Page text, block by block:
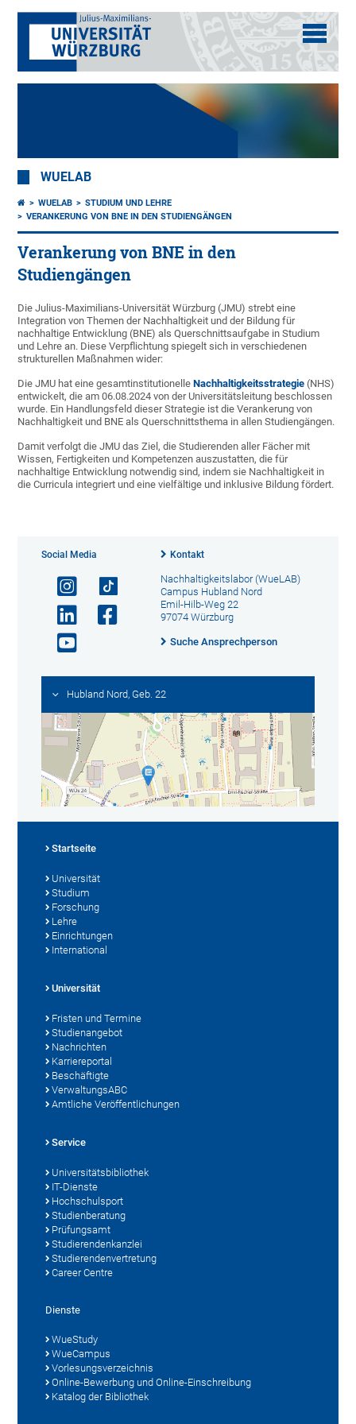
WUELAB
WUELAB
STUDIUM UND LEHRE
VERANKERUNG VON BNE IN DEN STUDIENGÄNGEN
Verankerung von BNE in den
Studiengängen
Die Julius-Maximilians-Universität Würzburg (JMU) strebt eine
Integration von Themen der Nachhaltigkeit und der Bildung für
nachhaltige Entwicklung (BNE) als Querschnittsaufgabe in Studium
und Lehre an. Diese Verpflichtung spiegelt sich in verschiedenen
strukturellen Maßnahmen wider:
Die JMU hat eine gesamtinstitutionelleNachhaltigkeitsstrategie (NHS)
entwickelt, die am 06.08.2024 von der Universitätsleitung beschlossen
wurde. Ein Handlungsfeld dieser Strategie ist die Verankerung von
Nachhaltigkeit und BNE als Querschnittsthema in allen Studiengängen.
Damit verfolgt die JMU das Ziel, die Studierenden aller Fächer mit
Wissen, Fertigkeiten und Kompetenzen auszustatten, die für
nachhaltige Entwicklung notwendig sind, indem sie Nachhaltigkeit in
die Curricula integriert und eine vielfältige und inklusive Bildung fördert.
Social Media Kontakt
Nachhaltigkeitslabor (WueLAB)
Campus Hubland Nord
Emil-Hilb-Weg 22
97074 Würzburg
Suche Ansprechperson
Hubland Nord, Geb. 22
Startseite
Universität
Studium
Forschung
Lehre
Einrichtungen
International
Universität
Fristen und Termine
Studienangebot
Nachrichten
Karriereportal
Beschäftigte
VerwaltungsABC
Amtliche Veröffentlichungen
Service
Universitätsbibliothek
IT-Dienste
Hochschulsport
Studienberatung
Prüfungsamt
Studierendenkanzlei
Studierendenvertretung
Career Centre
Dienste
WueStudy
WueCampus
Vorlesungsverzeichnis
Online-Bewerbung und Online-Einschreibung
Katalog der Bibliothek